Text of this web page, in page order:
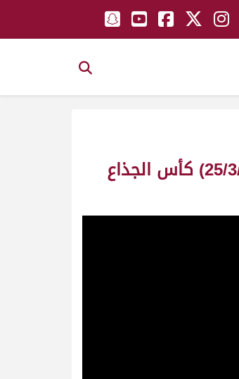
ش1 ارتياد لـ هجن الشحانية (سلطان بن محمد الوهيبي) مهرجان ختامي المرموم 25/3/2016) كأس الجذاع